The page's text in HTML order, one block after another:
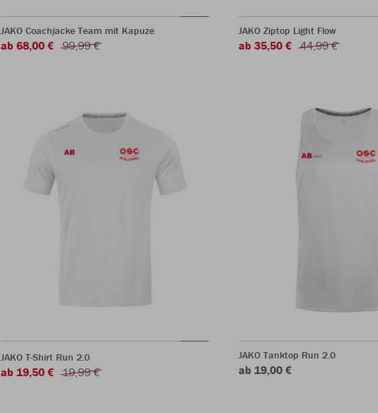
JAKO Coachjacke Team mit Kapuze
ab 68,00 € 99,99 €
JAKO Ziptop Light Flow
ab 35,50 € 44,99 €
JAKO T-Shirt Run 2.0
ab 19,50 € 19,99 €
JAKO Tanktop Run 2.0
ab 19,00 €